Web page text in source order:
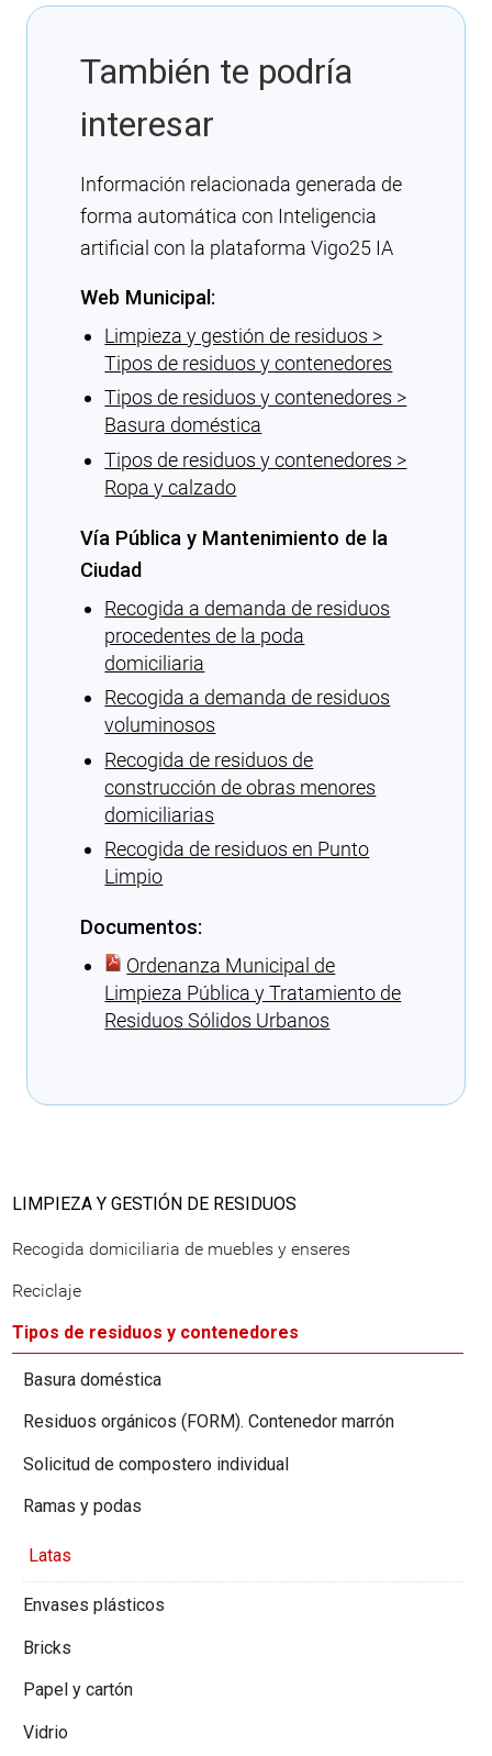
También te podría
interesar
Información relacionada generada de
forma automática con Inteligencia
artificial con la plataforma Vigo25 IA
Web Municipal:
Limpieza y gestión de residuos >
Tipos de residuos y contenedores
Tipos de residuos y contenedores >
Basura doméstica
Tipos de residuos y contenedores >
Ropa y calzado
Vía Pública y Mantenimiento de la
Ciudad
Recogida a demanda de residuos
procedentes de la poda
domiciliaria
Recogida a demanda de residuos
voluminosos
Recogida de residuos de
construcción de obras menores
domiciliarias
Recogida de residuos en Punto
Limpio
Documentos:
Ordenanza Municipal de
Limpieza Pública y Tratamiento de
Residuos Sólidos Urbanos
LIMPIEZA Y GESTIÓN DE RESIDUOS
Recogida domiciliaria de muebles y enseres
Reciclaje
Tipos de residuos y contenedores
Basura doméstica
Residuos orgánicos (FORM). Contenedor marrón
Solicitud de compostero individual
Ramas y podas
Latas
Envases plásticos
Bricks
Papel y cartón
Vidrio